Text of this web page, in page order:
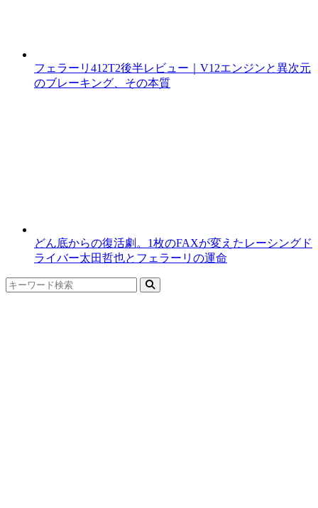
フェラーリ412T2後半レビュー｜V12エンジンと異次元
のブレーキング、その本質
どん底からの復活劇。1枚のFAXが変えたレーシングド
ライバー太田哲也とフェラーリの運命